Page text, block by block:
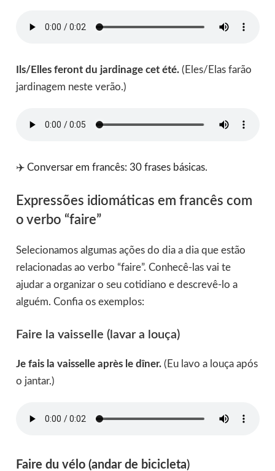
Ils/Elles feront du jardinage cet été. (Eles/Elas farão
jardinagem neste verão.)
✈️ Conversar em francês: 30 frases básicas.
Expressões idiomáticas em francês com
o verbo “faire”
Selecionamos algumas ações do dia a dia que estão
relacionadas ao verbo “faire”. Conhecê-las vai te
ajudar a organizar o seu cotidiano e descrevê-lo a
alguém. Confia os exemplos:
Faire la vaisselle (lavar a louça)
Je fais la vaisselle après le dîner.(Eu lavo a louça após
o jantar.)
Faire du vélo (andar de bicicleta)